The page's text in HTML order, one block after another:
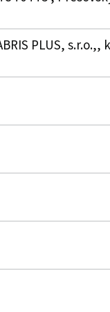
PLUS, s.r.o.,,